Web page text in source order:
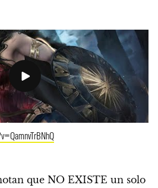
que NO EXISTE un solo